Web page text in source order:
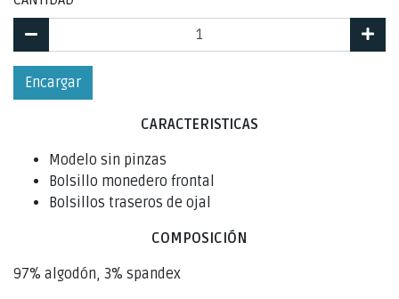
Encargar
CARACTERISTICAS
Modelo sin pinzas
Bolsillo monedero frontal
Bolsillos traseros de ojal
COMPOSICIÓN
97% algodón, 3% spandex